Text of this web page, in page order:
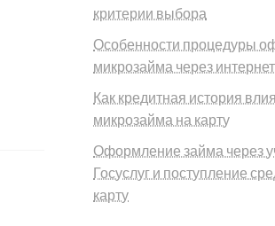
критерии выбора
Особенности процедуры
микрозайма через
Как кредитная история
микрозайма на карту
Оформление займа через
Госуслуг и поступление
карту